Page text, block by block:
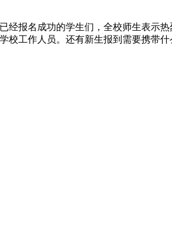
经报名成功的学生们，全校师生表示
校工作人员。还有新生报到需要携带什